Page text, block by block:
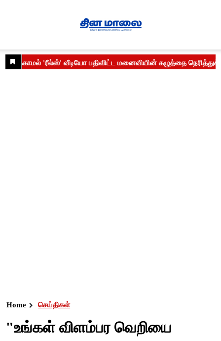
Home செய்திகள்
"உங்கள் விளம்பர வெறியை